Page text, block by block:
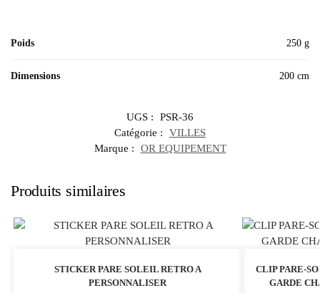
Poids 250 g
Dimensions 200 cm
UGS :
PSR-36
Catégorie :
VILLES
Marque :
OR EQUIPEMENT
Produits similaires
STICKER PARE SOLEIL RETRO A
PERSONNALISER
CLIP PARE-
GARDE